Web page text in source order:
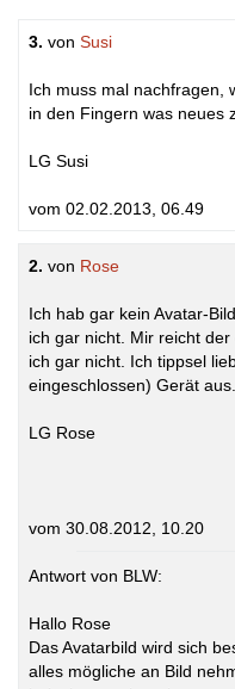
3. von Susi
Ich muss mal nachfragen,
in den Fingern was neues
LG Susi
vom 02.02.2013, 06.49
2. von Rose
Ich hab gar kein Avatar-
ich gar nicht. Mir reicht
ich gar nicht. Ich tippsel
eingeschlossen) Gerät aus.
LG Rose
vom 30.08.2012, 10.20
Antwort von BLW:
Hallo Rose
Das Avatarbild wird sich
alles mögliche an Bild